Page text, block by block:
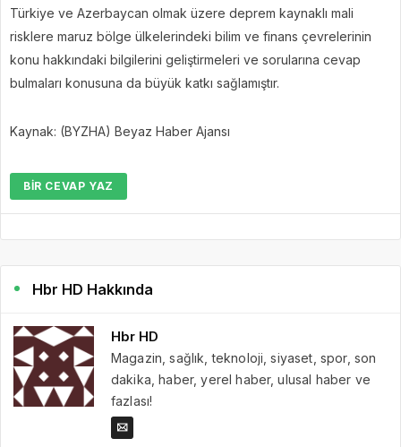
Türkiye ve Azerbaycan olmak üzere deprem kaynaklı mali
risklere maruz bölge ülkelerindeki bilim ve finans çevrelerinin
konu hakkındaki bilgilerini geliştirmeleri ve sorularına cevap
bulmaları konusuna da büyük katkı sağlamıştır.
Kaynak: (BYZHA) Beyaz Haber Ajansı
BIR CEVAP YAZ
Hbr HD Hakkında
Hbr HD
Magazin, sağlık, teknoloji, siyaset, spor, son
dakika, haber, yerel haber, ulusal haber ve
fazlası!